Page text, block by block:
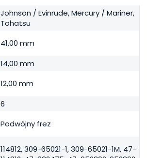
Johnson / Evinrude, Mercury / Mariner,
Tohatsu
41,00 mm
14,00 mm
12,00 mm
6
Podwójny frez
114812, 309-65021-1, 309-65021-1M, 47-